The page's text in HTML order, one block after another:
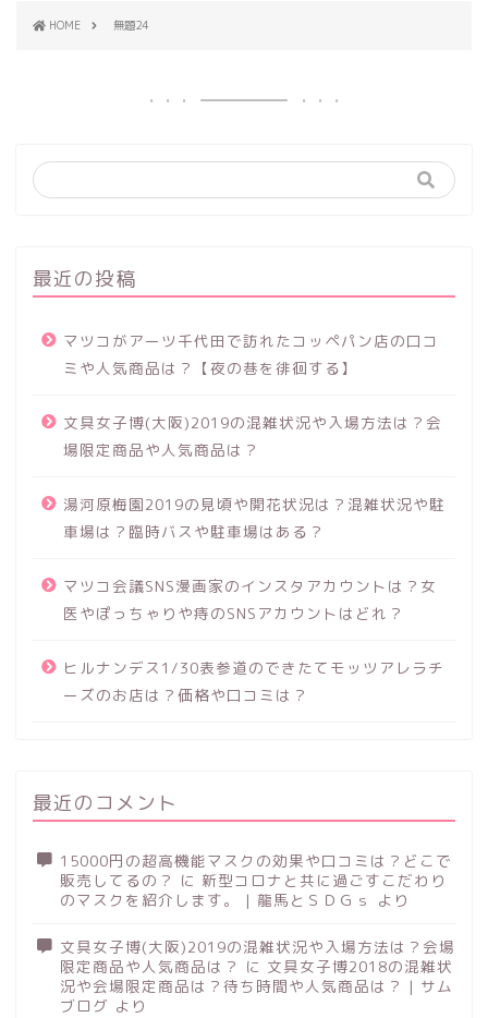
HOME 無題24
最近の投稿
マツコがアーツ千代田で訪れたコッペパン店の口コ
ミや人気商品は？【夜の巷を徘徊する】
文具女子博(大阪)2019の混雑状況や入場方法は？会
場限定商品や人気商品は？
湯河原梅園2019の見頃や開花状況は？混雑状況や駐
車場は？臨時バスや駐車場はある？
マツコ会議SNS漫画家のインスタアカウントは？女
医やぽっちゃりや痔のSNSアカウントはどれ？
ヒルナンデス1/30表参道のできたてモッツアレラチ
ーズのお店は？価格や口コミは？
最近のコメント
15000円の超高機能マスクの効果や口コミは？どこで
販売してるの？ に 新型コロナと共に過ごすこだわり
のマスクを紹介します。 | 龍馬とＳＤＧｓ
より
文具女子博(大阪)2019の混雑状況や入場方法は？会場
限定商品や人気商品は？ に 文具女子博2018の混雑状
況や会場限定商品は？待ち時間や人気商品は？ | サム
ブログ より